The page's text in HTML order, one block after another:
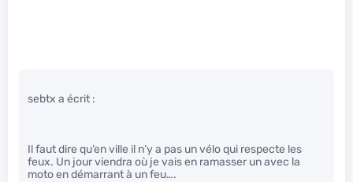
sebtx a écrit :
Il faut dire qu’en ville il n’y a pas un vélo qui respecte les
feux. Un jour viendra où je vais en ramasser un avec la
moto en démarrant à un feu….